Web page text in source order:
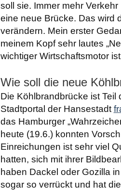
soll sie. Immer mehr
eine neue Brücke. Das wird
verändern. Mein erster
meinem Kopf sehr lautes
wichtiger Wirtschaftsmotor
Wie soll die neue
Die Köhlbrandbrücke ist Teil
Stadtportal der Hansestadt
das Hamburger
heute (19.6.) konnten
Einreichungen ist sehr viel
hatten, sich mit ihrer
haben Dackel oder Gozilla
sogar so verrückt und hat